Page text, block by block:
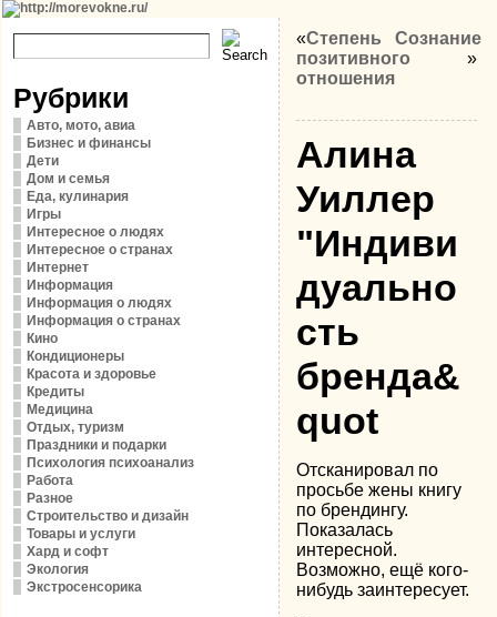
Рубрики
Авто, мото, авиа
Бизнес и финансы
Дети
Дом и семья
Еда, кулинария
Игры
Интересное о людях
Интересное о странах
Интернет
Информация
Информация о людях
Информация о странах
Кино
Кондиционеры
Красота и здоровье
Кредиты
Медицина
Отдых, туризм
Праздники и подарки
Психология психоанализ
Работа
Разное
Строительство и дизайн
Товары и услуги
Хард и софт
Экология
Экстросенсорика
«Степень
позитивного
отношения
Сознание
»
Алина
Уиллер
"Индиви
дуально
сть
бренда&
quot
Отсканировал по
просьбе жены книгу
по брендингу.
Показалась
интересной.
Возможно, ещё кого-
нибудь заинтересует.